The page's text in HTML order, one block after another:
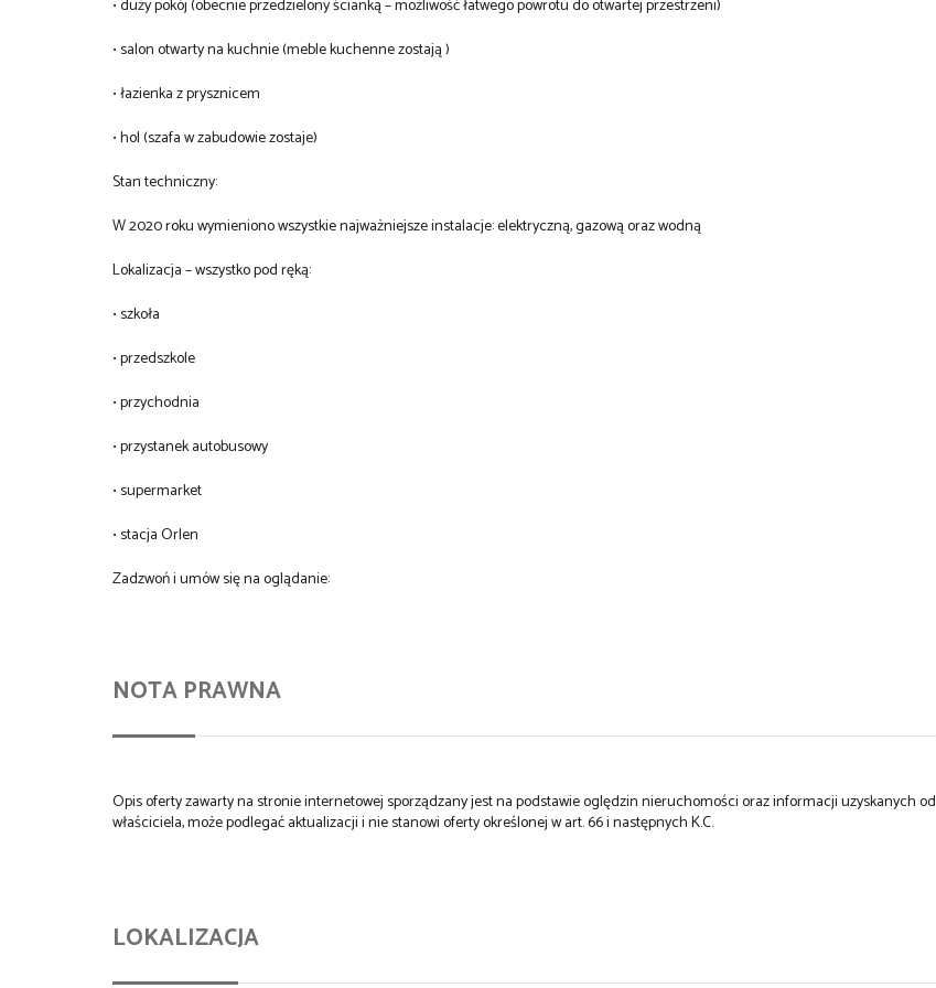
• duży pokój (obecnie przedzielony ścianką – możliwość łatwego powrotu do otwartej przestrzeni)
• salon otwarty na kuchnie (meble kuchenne zostają )
• łazienka z prysznicem
• hol (szafa w zabudowie zostaje)
Stan techniczny:
W 2020 roku wymieniono wszystkie najważniejsze instalacje: elektryczną, gazową oraz wodną
Lokalizacja – wszystko pod ręką:
• szkoła
• przedszkole
• przychodnia
• przystanek autobusowy
• supermarket
• stacja Orlen
Zadzwoń i umów się na oglądanie:
NOTA PRAWNA
Opis oferty zawarty na stronie internetowej sporządzany jest na podstawie oględzin nieruchomości oraz informacji uzyskanych od
właściciela, może podlegać aktualizacji i nie stanowi oferty określonej w art. 66 i następnych K.C.
LOKALIZACJA